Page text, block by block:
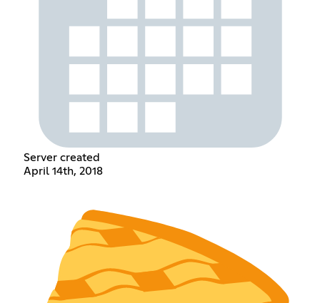
Server created
April 14th, 2018